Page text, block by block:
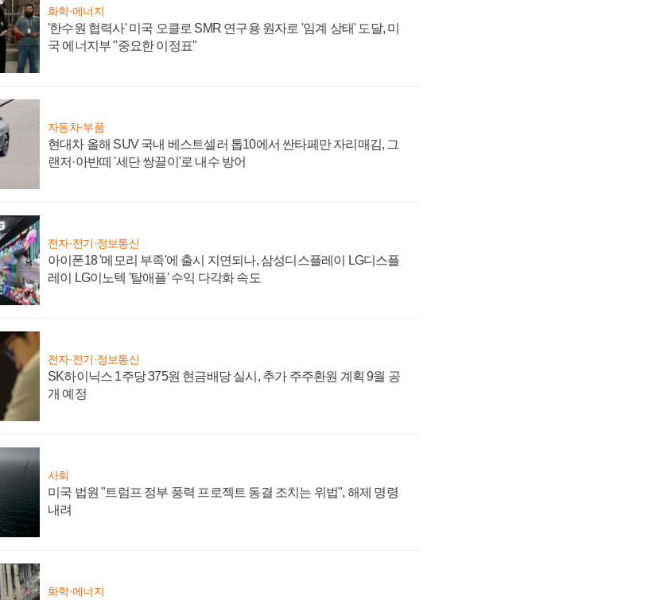
화학·에너지
'한수원 협력사' 미국 오클로 SMR 연구용 원자로 '임계 상태' 도달, 미
국 에너지부 "중요한 이정표"
자동차·부품
현대차 올해 SUV 국내 베스트셀러 톱10에서 싼타페만 자리매김, 그
랜저·아반떼 '세단 쌍끌이'로 내수 방어
전자·전기·정보통신
아이폰18 '메모리 부족'에 출시 지연되나, 삼성디스플레이 LG디스플
레이 LG이노텍 '탈애플' 수익 다각화 속도
전자·전기·정보통신
SK하이닉스 1주당 375원 현금배당 실시, 추가 주주환원 계획 9월 공
개 예정
사회
미국 법원 "트럼프 정부 풍력 프로젝트 동결 조치는 위법", 해제 명령
내려
화학·에너지